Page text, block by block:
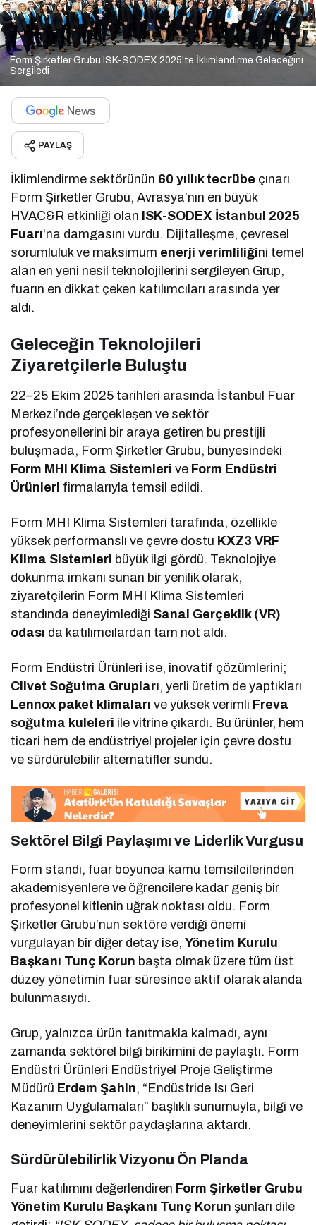
Form Şirketler Grubu ISK-SODEX 2025'te İklimlendirme Geleceğini
Sergiledi
PAYLAŞ
İklimlendirme sektörünün 60 yıllık tecrübe çınarı
Form Şirketler Grubu, Avrasya’nın en büyük
HVAC&R etkinliği olan ISK-SODEX İstanbul 2025
Fuarı‘na damgasını vurdu. Dijitalleşme, çevresel
sorumluluk ve maksimum enerji verimliliğini temel
alan en yeni nesil teknolojilerini sergileyen Grup,
fuarın en dikkat çeken katılımcıları arasında yer
aldı.
Geleceğin Teknolojileri
Ziyaretçilerle Buluştu
22–25 Ekim 2025 tarihleri arasında İstanbul Fuar
Merkezi’nde gerçekleşen ve sektör
profesyonellerini bir araya getiren bu prestijli
buluşmada, Form Şirketler Grubu, bünyesindeki
Form MHI Klima Sistemleri ve Form Endüstri
Ürünleri firmalarıyla temsil edildi.
Form MHI Klima Sistemleri tarafında, özellikle
yüksek performanslı ve çevre dostu KXZ3 VRF
Klima Sistemleri büyük ilgi gördü. Teknolojiye
dokunma imkanı sunan bir yenilik olarak,
ziyaretçilerin Form MHI Klima Sistemleri
standında deneyimlediği Sanal Gerçeklik (VR)
odası da katılımcılardan tam not aldı.
Form Endüstri Ürünleri ise, inovatif çözümlerini;
Clivet Soğutma Grupları, yerli üretim de yaptıkları
Lennox paket klimaları ve yüksek verimli Freva
soğutma kuleleri ile vitrine çıkardı. Bu ürünler, hem
ticari hem de endüstriyel projeler için çevre dostu
ve sürdürülebilir alternatifler sundu.
Sektörel Bilgi Paylaşımı ve Liderlik Vurgusu
Form standı, fuar boyunca kamu temsilcilerinden
akademisyenlere ve öğrencilere kadar geniş bir
profesyonel kitlenin uğrak noktası oldu. Form
Şirketler Grubu’nun sektöre verdiği önemi
vurgulayan bir diğer detay ise,Yönetim Kurulu
Başkanı Tunç Korun başta olmak üzere tüm üst
düzey yönetimin fuar süresince aktif olarak alanda
bulunmasıydı.
Grup, yalnızca ürün tanıtmakla kalmadı, aynı
zamanda sektörel bilgi birikimini de paylaştı. Form
Endüstri Ürünleri Endüstriyel Proje Geliştirme
Müdürü Erdem Şahin, “Endüstride Isı Geri
Kazanım Uygulamaları” başlıklı sunumuyla, bilgi ve
deneyimlerini sektör paydaşlarına aktardı.
Sürdürülebilirlik Vizyonu Ön Planda
Fuar katılımını değerlendiren Form Şirketler Grubu
Yönetim Kurulu Başkanı Tunç Korun şunları dile